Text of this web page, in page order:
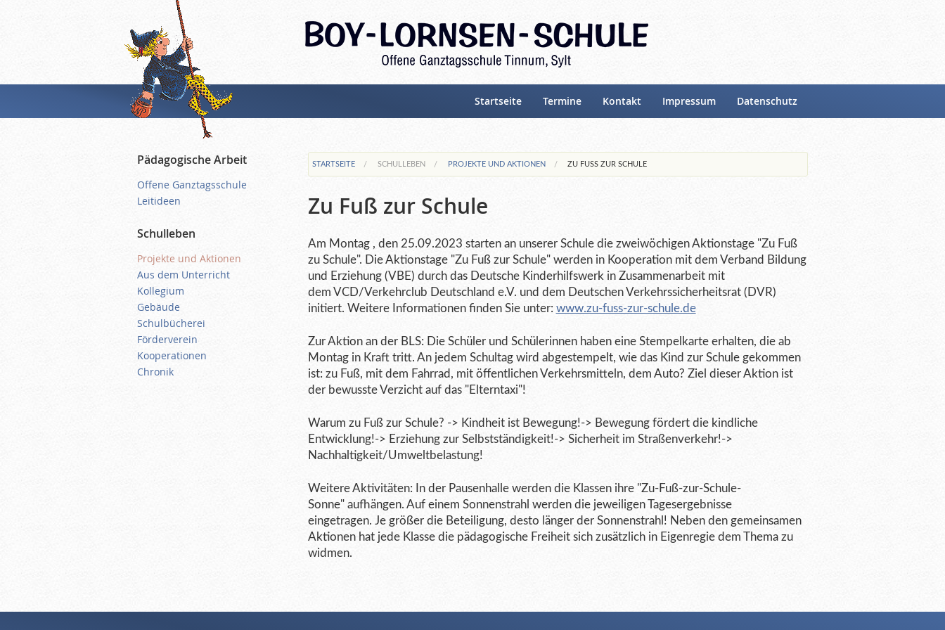
Startseite Termine Kontakt Impressum Datenschutz
STARTSEITE SCHULLEBEN PROJEKTE UND AKTIONEN ZU FUSS ZUR SCHULE
Zu Fuß zur Schule
Am Montag , den 25.09.2023 starten an unserer Schule die zweiwöchigen Aktionstage "Zu Fuß
zu Schule". Die Aktionstage "Zu Fuß zur Schule" werden in Kooperation mit dem Verband Bildung
und Erziehung (VBE) durch das Deutsche Kinderhilfswerk in Zusammenarbeit mit
dem VCD/Verkehrclub Deutschland e.V. und dem Deutschen Verkehrssicherheitsrat (DVR)
initiert. Weitere Informationen finden Sie unter: www.zu-fuss-zur-schule.de
Zur Aktion an der BLS: Die Schüler und Schülerinnen haben eine Stempelkarte erhalten, die ab
Montag in Kraft tritt. An jedem Schultag wird abgestempelt, wie das Kind zur Schule gekommen
ist: zu Fuß, mit dem Fahrrad, mit öffentlichen Verkehrsmitteln, dem Auto? Ziel dieser Aktion ist
der bewusste Verzicht auf das "Elterntaxi"!
Warum zu Fuß zur Schule? -> Kindheit ist Bewegung!-> Bewegung fördert die kindliche
Entwicklung!-> Erziehung zur Selbstständigkeit!-> Sicherheit im Straßenverkehr!->
Nachhaltigkeit/Umweltbelastung!
Weitere Aktivitäten: In der Pausenhalle werden die Klassen ihre "Zu-Fuß-zur-Schule-
Sonne" aufhängen. Auf einem Sonnenstrahl werden die jeweiligen Tagesergebnisse
eingetragen. Je größer die Beteiligung, desto länger der Sonnenstrahl! Neben den gemeinsamen
Aktionen hat jede Klasse die pädagogische Freiheit sich zusätzlich in Eigenregie dem Thema zu
widmen.
Pädagogische Arbeit
Offene Ganztagsschule
Leitideen
Schulleben
Projekte und Aktionen
Aus dem Unterricht
Kollegium
Gebäude
Schulbücherei
Förderverein
Kooperationen
Chronik